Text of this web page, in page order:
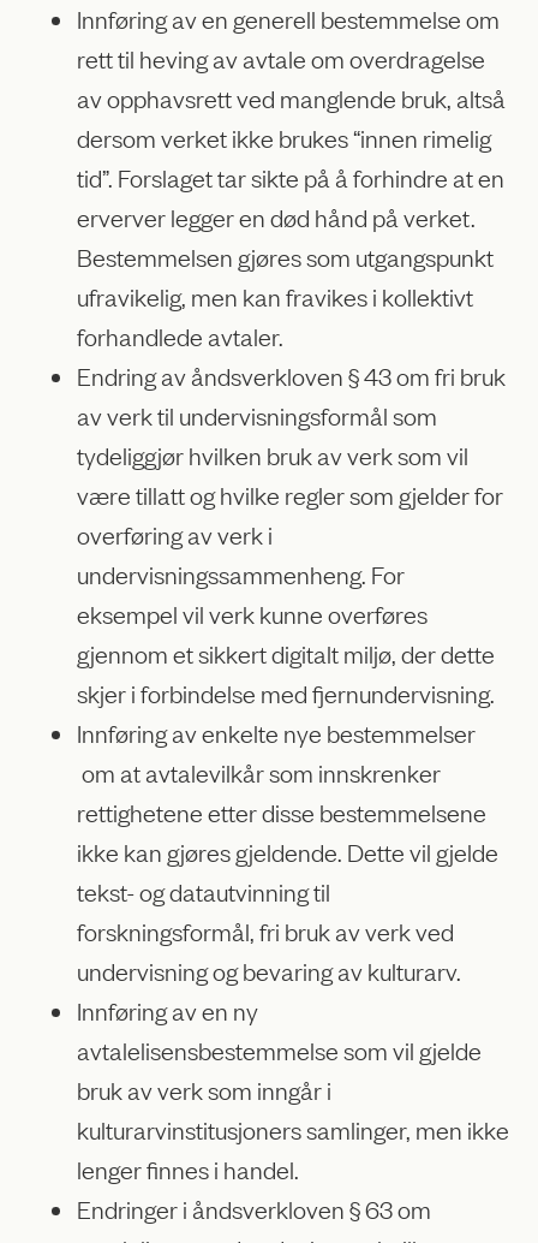
Innføring av en generell bestemmelse om
rett til heving av avtale om overdragelse
av opphavsrett ved manglende bruk, altså
dersom verket ikke brukes “innen rimelig
tid”. Forslaget tar sikte på å forhindre at en
erverver legger en død hånd på verket.
Bestemmelsen gjøres som utgangspunkt
ufravikelig, men kan fravikes i kollektivt
forhandlede avtaler.
Endring av åndsverkloven § 43 om fri bruk
av verk til undervisningsformål som
tydeliggjør hvilken bruk av verk som vil
være tillatt og hvilke regler som gjelder for
overføring av verk i
undervisningssammenheng. For
eksempel vil verk kunne overføres
gjennom et sikkert digitalt miljø, der dette
skjer i forbindelse med fjernundervisning.
Innføring av enkelte nye bestemmelser
om at avtalevilkår som innskrenker
rettighetene etter disse bestemmelsene
ikke kan gjøres gjeldende. Dette vil gjelde
tekst- og datautvinning til
forskningsformål, fri bruk av verk ved
undervisning og bevaring av kulturarv.
Innføring av en ny
avtalelisensbestemmelse som vil gjelde
bruk av verk som inngår i
kulturarvinstitusjoners samlinger, men ikke
lenger finnes i handel.
Endringer i åndsverkloven § 63 om